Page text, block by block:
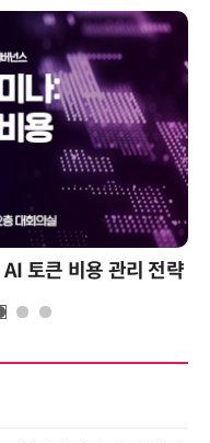
토큰 비용 관리 전략